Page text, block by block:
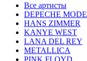
Все артисты
DEPECHE MODE
HANS ZIMMER
KANYE WEST
LANA DEL REY
METALLICA